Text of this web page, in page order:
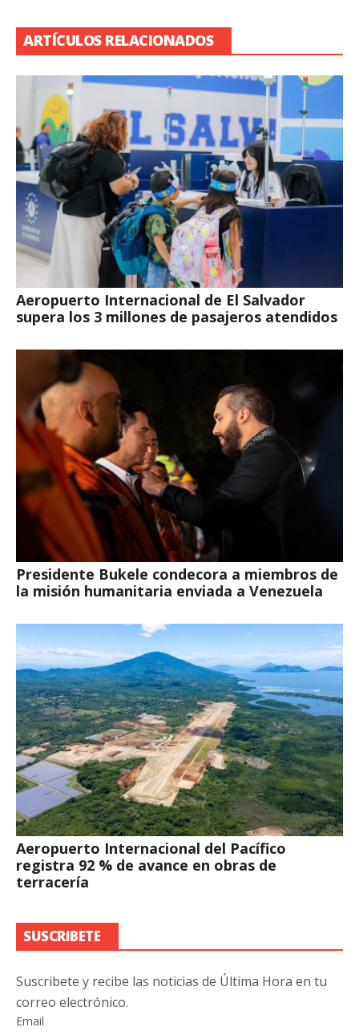
ARTÍCULOS RELACIONADOS
Aeropuerto Internacional de El Salvador
supera los 3 millones de pasajeros atendidos
Presidente Bukele condecora a miembros de
la misión humanitaria enviada a Venezuela
Aeropuerto Internacional del Pacífico
registra 92 % de avance en obras de
terracería
SUSCRIBETE
Suscribete y recibe las noticias de Última Hora en tu
correo electrónico.
Email